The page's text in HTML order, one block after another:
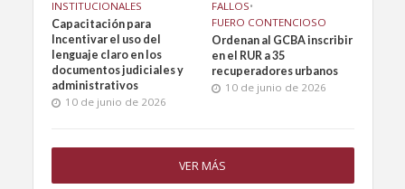
INSTITUCIONALES
Capacitación para
Incentivar el uso del
lenguaje claro en los
documentos judiciales y
administrativos
10 de junio de 2026
FALLOS•
FUERO CONTENCIOSO
Ordenan al GCBA inscribir
en el RUR a 35
recuperadores urbanos
10 de junio de 2026
VER MÁS